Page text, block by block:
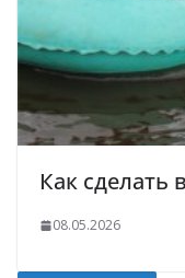
Как сделать
08.05.2026